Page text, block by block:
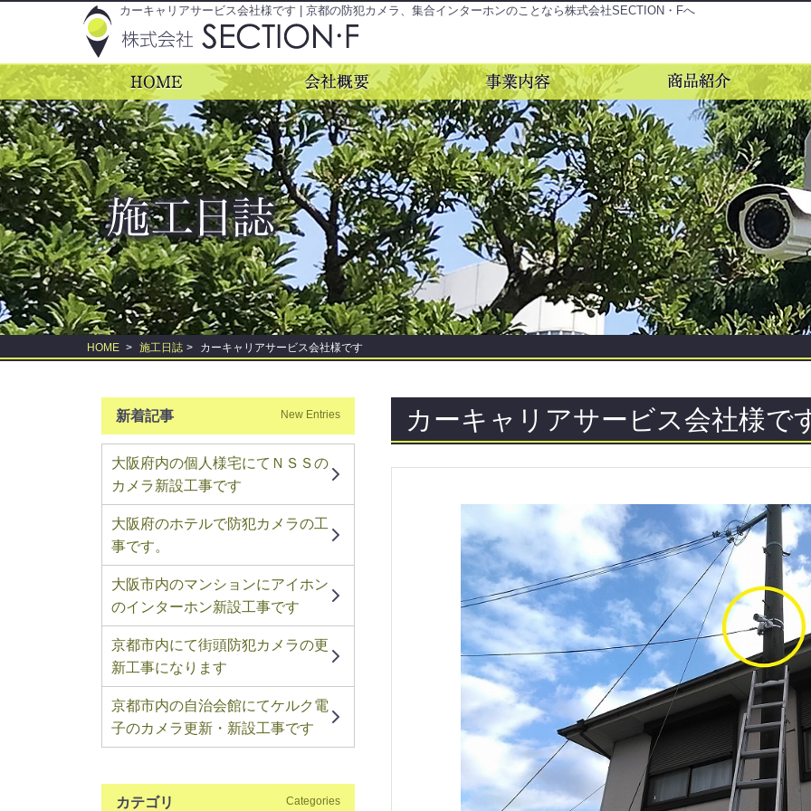
カーキャリアサービス会社様です | 京都の防犯カメラ、集合インターホンのことなら株式会社SECTION・Fへ
HOME > 施工日誌 > カーキャリアサービス会社様です
カーキャリアサービス会社様で
新着記事 New Entries
大阪府内の個人様宅にてＮＳＳの
カメラ新設工事です
大阪府のホテルで防犯カメラの工
事です。
大阪市内のマンションにアイホン
のインターホン新設工事です
京都市内にて街頭防犯カメラの更
新工事になります
京都市内の自治会館にてケルク電
子のカメラ更新・新設工事です
カテゴリ Categories